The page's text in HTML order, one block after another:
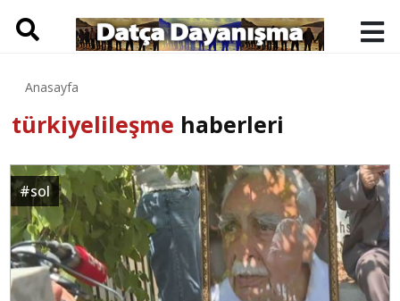
Anasayfa
türkiyelileşme haberleri
#sol